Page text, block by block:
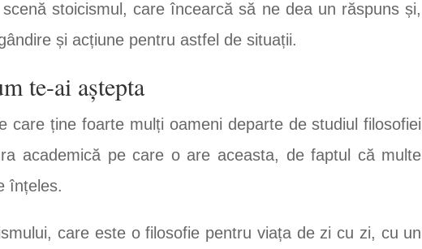
stoicismul, care încearcă să ne dea un răspuns și,
și acțiune pentru astfel de situații.
te-ai aștepta
care ține foarte mulți oameni departe de studiul filosofiei
academică pe care o are aceasta, de faptul că multe
înțeles.
care este o filosofie pentru viața de zi cu zi, cu un